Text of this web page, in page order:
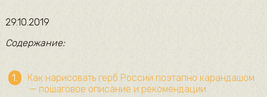
29.10.2019
Содержание:
Как нарисовать герб России поэтапно карандашом
— пошаговое описание и рекомендации